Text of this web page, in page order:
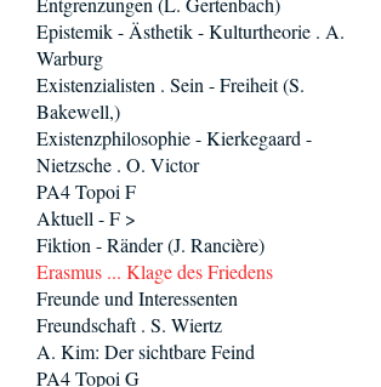
Epistemik - Ästhetik - Kulturtheorie . A.
Warburg
Existenzialisten . Sein - Freiheit (S.
Bakewell,)
Existenzphilosophie - Kierkegaard -
Nietzsche . O. Victor
PA4 Topoi F
Aktuell - F >
Fiktion - Ränder (J. Rancière)
Erasmus ... Klage des Friedens
Freunde und Interessenten
Freundschaft . S. Wiertz
A. Kim: Der sichtbare Feind
PA4 Topoi G